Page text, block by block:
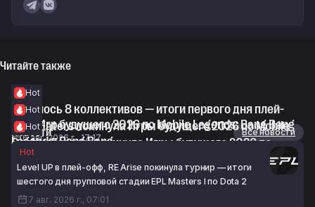
Читайте также
Hot
Осталось 8 коллективов — итоги первого дня плей-
офф Игр будущего 2026 по Mobile Legends: Bang Bang
6 авг. 2026 г., 17:17
Hot
Rune Eaters покинула Игры будущего 2026 по Mobile
Legends: Bang Bang
6 авг. 2026 г., 17:17
Hot
Geekay Esports покинула Игры будущего 2026 по
Mobile Legends: Bang Bang
6 авг. 2026 г., 15:33
Новости
Все новости
Hot
Level UP в плей-офф, RE Arise покинула турнир — итоги
шестого дня групповой стадии EPL Masters I по Dota 2
7 авг. 2026 г., 07:01